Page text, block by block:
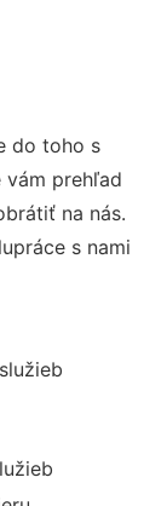
do toho s
vám prehľad
na nás.
s nami